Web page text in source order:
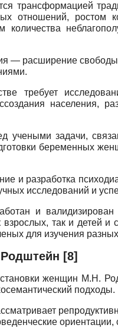
трансформацией
отношений, ростом
— расширение
требует
населения,
учеными задачи,
беременных
и разработка
исследований и
и
так и детей
для изучения
[8]
женщин М.Н.
подходы.